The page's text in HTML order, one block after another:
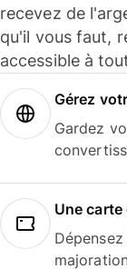
recevez de
qu'il vous faut,
accessible à
Gérez
Gardez
Une